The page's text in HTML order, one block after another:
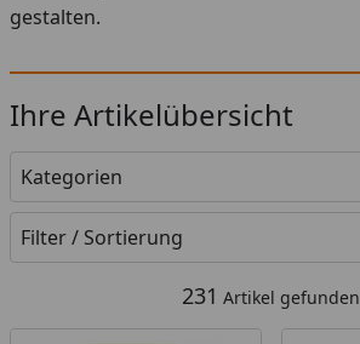
gestalten.
Ihre Artikelübersicht
Kategorien
Filter / Sortierung
231 Artikel gefunden